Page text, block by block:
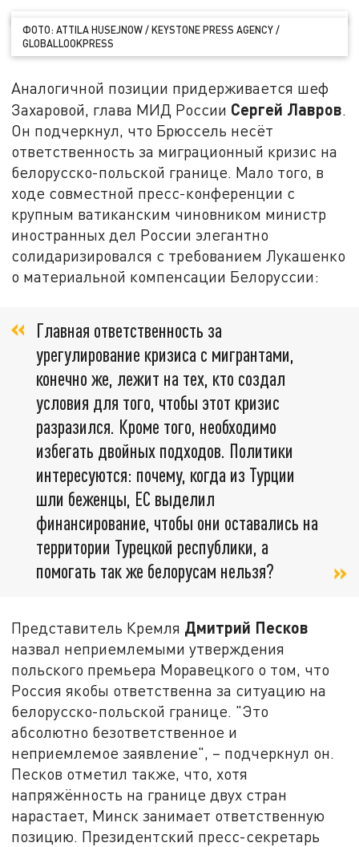
ФОТО: ATTILA HUSEJNOW / KEYSTONE PRESS AGENCY /
GLOBALLOOKPRESS
Аналогичной позиции придерживается шеф
Захаровой, глава МИД России Сергей Лавров.
Он подчеркнул, что Брюссель несёт
ответственность за миграционный кризис на
белорусско-польской границе. Мало того, в
ходе совместной пресс-конференции с
крупным ватиканским чиновником министр
иностранных дел России элегантно
солидаризировался с требованием Лукашенко
о материальной компенсации Белоруссии:
Главная ответственность за
урегулирование кризиса с мигрантами,
конечно же, лежит на тех, кто создал
условия для того, чтобы этот кризис
разразился. Кроме того, необходимо
избегать двойных подходов. Политики
интересуются: почему, когда из Турции
шли беженцы, ЕС выделил
финансирование, чтобы они оставались на
территории Турецкой республики, а
помогать так же белорусам нельзя?
Представитель Кремля Дмитрий Песков
назвал неприемлемыми утверждения
польского премьера Моравецкого о том, что
Россия якобы ответственна за ситуацию на
белорусско-польской границе. "Это
абсолютно безответственное и
неприемлемое заявление", – подчеркнул он.
Песков отметил также, что, хотя
напряжённость на границе двух стран
нарастает, Минск занимает ответственную
позицию. Президентский пресс-секретарь